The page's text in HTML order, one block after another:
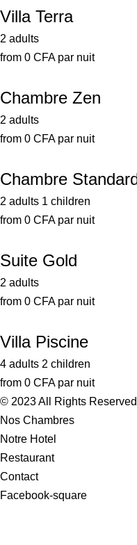
Villa Terra
2 adults
from 0 CFA par nuit
Chambre Zen
2 adults
from 0 CFA par nuit
Chambre
2 adults 1 children
from 0 CFA par nuit
Suite Gold
2 adults
from 0 CFA par nuit
Villa Piscine
4 adults 2 children
from 0 CFA par nuit
© 2023 All Rights Reserved
Nos Chambres
Notre Hotel
Restaurant
Contact
Facebook-square